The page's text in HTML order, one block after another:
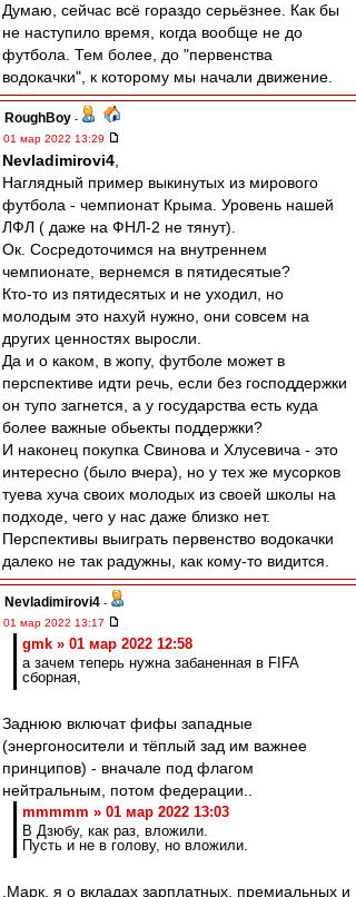
Думаю, сейчас всё гораздо серьёзнее. Как бы
не наступило время, когда вообще не до
футбола. Тем более, до "первенства
водокачки", к которому мы начали движение.
RoughBoy -
01 мар 2022 13:29
Nevladimirovi4
Наглядный пример выкинутых из мирового
футбола - чемпионат Крыма. Уровень нашей
ЛФЛ ( даже на ФНЛ-2 не тянут).
Ок. Сосредоточимся на внутреннем
чемпионате, вернемся в пятидесятые?
Кто-то из пятидесятых и не уходил, но
молодым это нахуй нужно, они совсем на
других ценностях выросли.
Да и о каком, в жопу, футболе может в
перспективе идти речь, если без господдержки
он тупо загнется, а у государства есть куда
более важные обьекты поддержки?
И наконец покупка Свинова и Хлусевича - это
интересно (было вчера), но у тех же мусорков
туева хуча своих молодых из своей школы на
подходе, чего у нас даже близко нет.
Перспективы выиграть первенство водокачки
далеко не так радужны, как кому-то видится.
Nevladimirovi4 -
01 мар 2022 13:17
gmk » 01 мар 2022 12:58
а зачем теперь нужна забаненная в FIFA
сборная,
Заднюю включат фифы западные
(энергоносители и тёплый зад им важнее
принципов) - вначале под флагом
нейтральным, потом федерации..
mmmmm » 01 мар 2022 13:03
В Дзюбу, как раз, вложили.
Пусть и не в голову, но вложили.
.Марк, я о вкладах зарплатных, премиальных и